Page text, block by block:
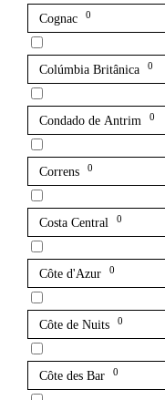
Cognac 0
Colúmbia Britânica 0
Condado de Antrim 0
Correns 0
Costa Central 0
Côte d'Azur 0
Côte de Nuits 0
Côte des Bar 0